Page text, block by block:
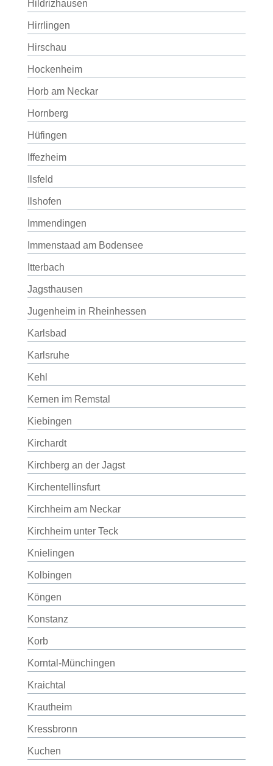
Hildrizhausen
Hirrlingen
Hirschau
Hockenheim
Horb am Neckar
Hornberg
Hüfingen
Iffezheim
Ilsfeld
Ilshofen
Immendingen
Immenstaad am Bodensee
Itterbach
Jagsthausen
Jugenheim in Rheinhessen
Karlsbad
Karlsruhe
Kehl
Kernen im Remstal
Kiebingen
Kirchardt
Kirchberg an der Jagst
Kirchentellinsfurt
Kirchheim am Neckar
Kirchheim unter Teck
Knielingen
Kolbingen
Köngen
Konstanz
Korb
Korntal-Münchingen
Kraichtal
Krautheim
Kressbronn
Kuchen